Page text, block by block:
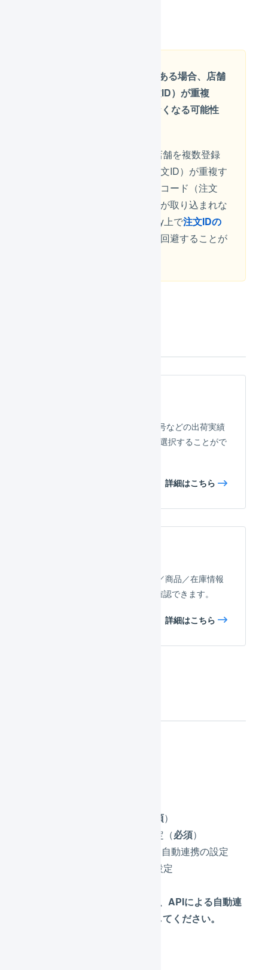
Shopifyの店舗が複数ある場合、店舗
間で受注コード（注文ID）が重複
し、受注が取り込めなくなる可能性
LOGILESS上にShopifyの店舗を複数登録
する場合、受注コード（注文ID）が重複す
る可能性があります。受注コード（注文
ID）が重複した場合、受注が取り込まれな
くなります。事前にShopify上で注文IDの
を行うことで回避することが
Shopifyに配送会社、送り状番号などの出荷実績
を送信する際、2つのモードを選択することがで
詳細はこちら
ShopifyとLOGILESSで、受注／商品／在庫情報
がどのように対応しているか確認できます。
詳細はこちら
必須）
店舗の連携の設定（必須）
APIによる自動連携の設定
CSVによる手動連携の設定
「在庫連携の設定」は、APIによる自動連
携の設定完了後に実施してください。